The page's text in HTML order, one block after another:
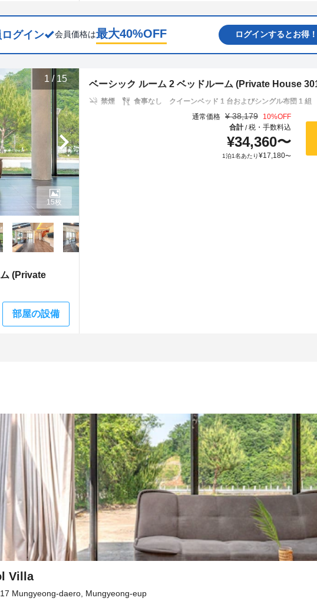
グイン 会員価格は最大40%OFF ログインするとお得！
1 / 15
(Private
部屋の設備
15枚
ベーシック ルーム 2 ベッドルーム (Private House
禁煙 食事なし
クイーンベッド 1 台およびシングル布団 1 組
通常価格 ¥ 38,179 10%OFF
合計/税・手数料込
¥34,360〜
1泊1名あたり¥17,180〜
Villa
Mungyeong-daero, Mungyeong-eup